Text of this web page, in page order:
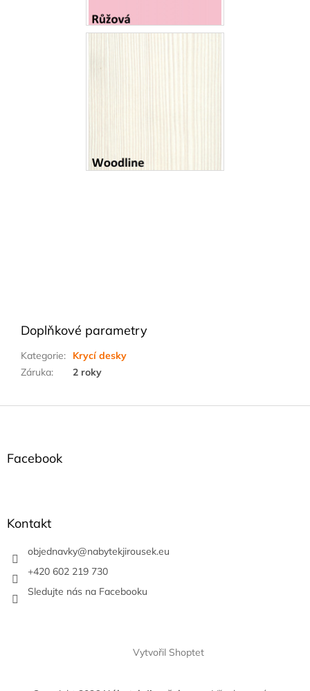
Doplňkové parametry
Kategorie:
Krycí desky
Záruka: 2 roky
Z
Facebook
Kontakt
objednavky@nabytekjirousek.eu
+420 602 219 730
Sledujte nás na Facebooku
Vytvořil Shoptet